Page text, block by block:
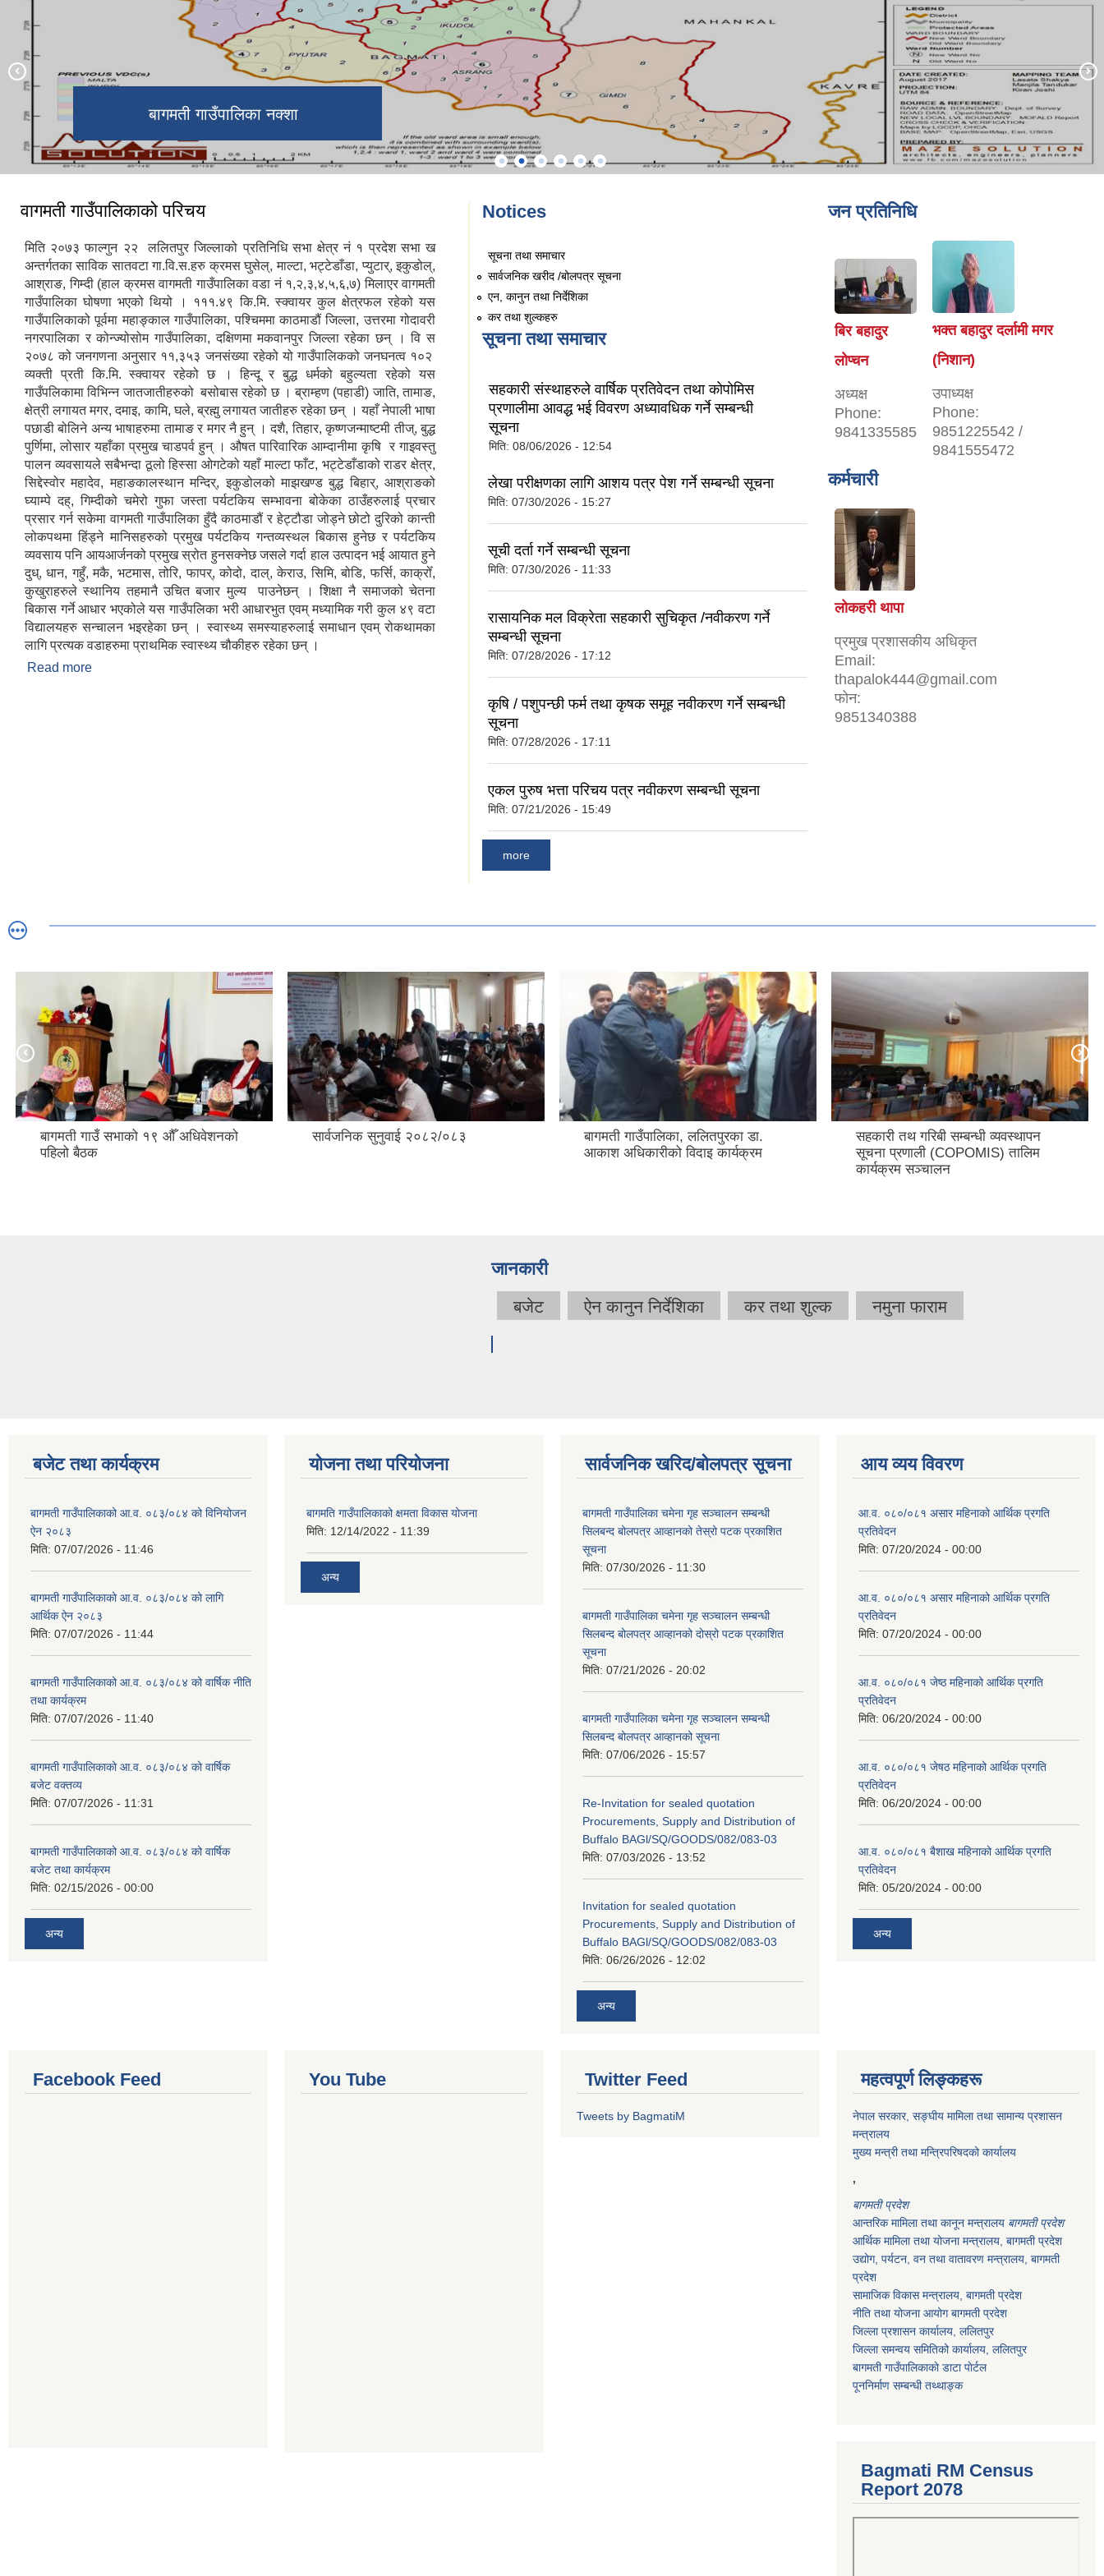
बागमती गाउँपालिका कार्यालय भवन
बागमती गाउँपालिका नक्शा
बागमती गाउँपालिका वडा ३ काे तीनपानेमा
रहेकाे राडर ।
प्राकृतिक झरना
सातकन्या ताेरी बारी
जिवन
वागमती गाउँपालिकाको परिचय
मिति २०७३ फाल्गुन २२ ललितपुर जिल्लाको प्रतिनिधि सभा क्षेत्र नं १ प्रदेश सभा ख
अन्तर्गतका साविक सातवटा गा.वि.स.हरु क्रमस घुसेल्, माल्टा, भट्टेडाँडा, प्युटार्, इकुडोल्,
आश्राङ, गिम्दी (हाल क्रमस वागमती गाउँपालिका वडा नं १,२,३,४,५,६,७) मिलाएर वागमती
गाउँपालिका घोषणा भएको थियो । १११.४९ कि.मि. स्क्वायर कुल क्षेत्रफल रहेको यस
गाउँपालिकाको पूर्वमा महाङ्काल गाउँपालिका, पश्चिममा काठमाडौं जिल्ला, उत्तरमा गोदावरी
नगरपालिका र कोन्ज्योसोम गाउँपालिका, दक्षिणमा मकवानपुर जिल्ला रहेका छन् । वि स
२०७८ को जनगणना अनुसार ११,३५३ जनसंख्या रहेको यो गाउँपालिकको जनघनत्व १०२
व्यक्ती प्रती कि.मि. स्क्वायर रहेको छ । हिन्दू र बुद्ध धर्मको बहुल्यता रहेको यस
गाउँपलिकामा विभिन्न जातजातीहरुको बसोबास रहेको छ । ब्राम्हण (पहाडी) जाति, तामाङ,
क्षेत्री लगायत मगर, दमाइ, कामि, घले, ब्रह्मु लगायत जातीहरु रहेका छन् । यहाँ नेपाली भाषा
पछाडी बोलिने अन्य भाषाहरुमा तामाङ र मगर नै हुन् । दशै, तिहार, कृष्णजन्माष्टमी तीज्, बुद्ध
पुर्णिमा, लोसार यहाँका प्रमुख चाडपर्व हुन् । औषत पारिवारिक आम्दानीमा कृषि र गाइवस्तु
पालन व्यवसायले सबैभन्दा ठूलो हिस्सा ओगटेको यहाँ माल्टा फाँट, भट्टेडाँडाको राडर क्षेत्र,
सिद्देस्वोर महादेव, महाङकालस्थान मन्दिर्, इकुडोलको माझखण्ड बुद्ध बिहार्, आश्राङको
घ्याम्पे दह्, गिम्दीको चमेरो गुफा जस्ता पर्यटकिय सम्भावना बोकेका ठाउँहरुलाई प्रचार
प्रसार गर्न सकेमा वागमती गाउँपालिका हुँदै काठमाडौं र हेट्टौडा जोड्ने छोटो दुरिको कान्ती
लोकपथमा हिंड्ने मानिसहरुको प्रमुख पर्यटकिय गन्तव्यस्थल बिकास हुनेछ र पर्यटकिय
व्यवसाय पनि आयआर्जनको प्रमुख स्रोत हुनसक्नेछ जसले गर्दा हाल उत्पादन भई आयात हुने
दुध्, धान, गहुँ, मकै, भटमास, तोरि, फापर्, कोदो, दाल्, केराउ, सिमि, बोडि, फर्सि, काक्रोँ,
कुखुराहरुले स्थानिय तहमानै उचित बजार मुल्य पाउनेछन् । शिक्षा नै समाजको चेतना
बिकास गर्ने आधार भएकोले यस गाउँपलिका भरी आधारभुत एवम् मध्यामिक गरी कुल ४९ वटा
विद्यालयहरु सन्चालन भइरहेका छन् । स्वास्थ्य समस्याहरुलाई समाधान एवम् रोकथामका
लागि प्रत्यक वडाहरुमा प्राथमिक स्वास्थ्य चौकीहरु रहेका छन् ।
Read more
Notices
सूचना तथा समाचार
सार्वजनिक खरीद /बोलपत्र सूचना
एन, कानुन तथा निर्देशिका
कर तथा शुल्कहरु
सूचना तथा समाचार
सहकारी संस्थाहरुले वार्षिक प्रतिवेदन तथा कोपोमिस
प्रणालीमा आवद्ध भई विवरण अध्यावधिक गर्ने सम्बन्धी
सूचना
मिति: 08/06/2026 - 12:54
लेखा परीक्षणका लागि आशय पत्र पेश गर्ने सम्बन्धी सूचना
मिति: 07/30/2026 - 15:27
सूची दर्ता गर्ने सम्बन्धी सूचना
मिति: 07/30/2026 - 11:33
रासायनिक मल विक्रेता सहकारी सुचिकृत /नवीकरण गर्ने
सम्बन्धी सूचना
मिति: 07/28/2026 - 17:12
कृषि / पशुपन्छी फर्म तथा कृषक समूह नवीकरण गर्ने सम्बन्धी
सूचना
मिति: 07/28/2026 - 17:11
एकल पुरुष भत्ता परिचय पत्र नवीकरण सम्बन्धी सूचना
मिति: 07/21/2026 - 15:49
more
जन प्रतिनिधि
बिर बहादुर
लोप्चन
अध्यक्ष
Phone:
9841335585
भक्त बहादुर दर्लामी मगर
(निशान)
उपाध्यक्ष
Phone:
9851225542 /
9841555472
कर्मचारी
लोकहरी थापा
प्रमुख प्रशासकीय अधिकृत
Email:
thapalok444@gmail.com
फोन:
9851340388
१९ औँ अधिवेशनको सार्वजनिक सुनुवाई २०८२/०८३
बागमती गाउँपालिका, ललितपुरका डा.
आकाश अधिकारीको विदाइ कार्यक्रम
सहकारी तथ गरिबी सम्बन्धी व्यवस्थापन
सूचना प्रणाली (COPOMIS) तालिम
सहकारी तथ गरिबी
सूचना प्रणाली
जानकारी
बजेट ऐन कानुन निर्देशिका कर तथा शुल्क नमुना फाराम
बजेट तथा कार्यक्रम
बागमती गाउँपालिकाको आ.व. ०८३/०८४ को विनियोजन
ऐन २०८३
मिति: 07/07/2026 - 11:46
बागमती गाउँपालिकाको आ.व. ०८३/०८४ को लागि
आर्थिक ऐन २०८३
मिति: 07/07/2026 - 11:44
बागमती गाउँपालिकाको आ.व. ०८३/०८४ को वार्षिक नीति
तथा कार्यक्रम
मिति: 07/07/2026 - 11:40
बागमती गाउँपालिकाको आ.व. ०८३/०८४ को वार्षिक
बजेट वक्तव्य
मिति: 07/07/2026 - 11:31
बागमती गाउँपालिकाको आ.व. ०८३/०८४ को वार्षिक
बजेट तथा कार्यक्रम
मिति: 02/15/2026 - 00:00
अन्य
योजना तथा परियोजना
बागमति गाउँपालिकाको क्षमता विकास योजना
मिति: 12/14/2022 - 11:39
अन्य
सार्वजनिक खरिद/बोलपत्र सूचना
बागमती गाउँपालिका चमेना गृह सञ्चालन सम्बन्धी
सिलबन्द बोलपत्र आव्हानको तेस्रो पटक प्रकाशित
सूचना
मिति: 07/30/2026 - 11:30
बागमती गाउँपालिका चमेना गृह सञ्चालन सम्बन्धी
सिलबन्द बोलपत्र आव्हानको दोस्रो पटक प्रकाशित
सूचना
मिति: 07/21/2026 - 20:02
बागमती गाउँपालिका चमेना गृह सञ्चालन सम्बन्धी
सिलबन्द बोलपत्र आव्हानको सूचना
मिति: 07/06/2026 - 15:57
Re-Invitation for sealed quotation
Procurements, Supply and Distribution of
Buffalo BAGl/SQ/GOODS/082/083-03
मिति: 07/03/2026 - 13:52
Invitation for sealed quotation
Procurements, Supply and Distribution of
Buffalo BAGl/SQ/GOODS/082/083-03
मिति: 06/26/2026 - 12:02
अन्य
आय व्यय विवरण
आ.व. ०८०/०८१ असार महिनाको आर्थिक प्रगति
प्रतिवेदन
मिति: 07/20/2024 - 00:00
आ.व. ०८०/०८१ असार महिनाको आर्थिक प्रगति
प्रतिवेदन
मिति: 07/20/2024 - 00:00
आ.व. ०८०/०८१ जेष्ठ महिनाको आर्थिक प्रगति
प्रतिवेदन
मिति: 06/20/2024 - 00:00
आ.व. ०८०/०८१ जेषठ महिनाको आर्थिक प्रगति
प्रतिवेदन
मिति: 06/20/2024 - 00:00
आ.व. ०८०/०८१ बैशाख महिनाको आर्थिक प्रगति
प्रतिवेदन
मिति: 05/20/2024 - 00:00
अन्य
Facebook Feed You Tube Twitter Feed
Tweets by BagmatiM
महत्वपूर्ण लिङ्कहरू
नेपाल सरकार, सङ्घीय मामिला तथा सामान्य प्रशासन
मन्त्रालय
मुख्य मन्त्री तथा मन्त्रिपरिषदको कार्यालय
,
बागमती प्रदेश
आन्तरिक मामिला तथा कानून मन्त्रालय बागमती प्रदेश
आर्थिक मामिला तथा योजना मन्त्रालय , बागमती प्रदेश
उद्योग, पर्यटन, वन तथा वातावरण मन्त्रालय , बागमती
प्रदेश
सामाजिक विकास मन्त्रालय , बागमती प्रदेश
नीति तथा योजना आयोग बागमती प्रदेश
जिल्ला प्रशासन कार्यालय, ललितपुर
जिल्ला समन्वय समितिको कार्यालय, ललितपुर
बागमती गाउँपालिकाकाे डाटा पाेर्टल
पूननिर्माण सम्बन्धी तथ्थाङ्क
Bagmati RM Census
Report 2078